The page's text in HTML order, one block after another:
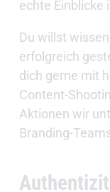
echte Einblicke
Du willst
erfolgreich
dich gerne mit
Content-
Aktionen wir
Branding-